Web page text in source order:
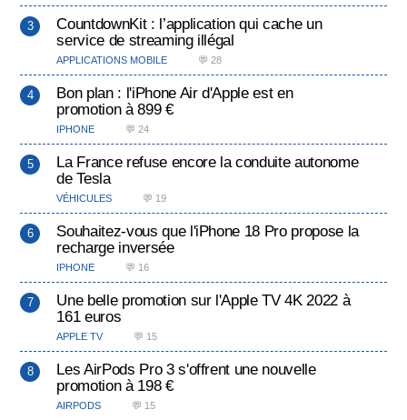
CountdownKit : l’application qui cache un
service de streaming illégal
APPLICATIONS MOBILE 💬 28
Bon plan : l'iPhone Air d'Apple est en
promotion à 899 €
IPHONE 💬 24
La France refuse encore la conduite autonome
de Tesla
VÉHICULES 💬 19
Souhaitez-vous que l'iPhone 18 Pro propose la
recharge inversée
IPHONE 💬 16
Une belle promotion sur l'Apple TV 4K 2022 à
161 euros
APPLE TV 💬 15
Les AirPods Pro 3 s'offrent une nouvelle
promotion à 198 €
AIRPODS 💬 15